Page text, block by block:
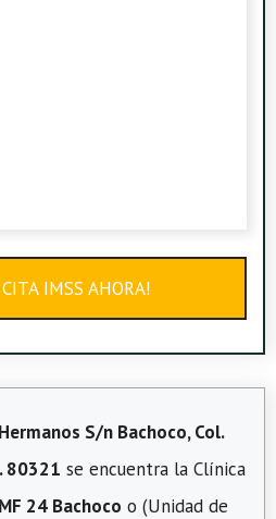
IMSS AHORA!
S/n Bachoco, Col.
80321 se encuentra la Clínica
24 Bachoco o (Unidad de